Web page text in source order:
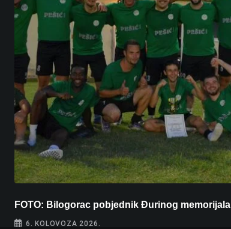
FOTO: Bilogorac pobjednik Đurinog memorijala
6. KOLOVOZA 2026.